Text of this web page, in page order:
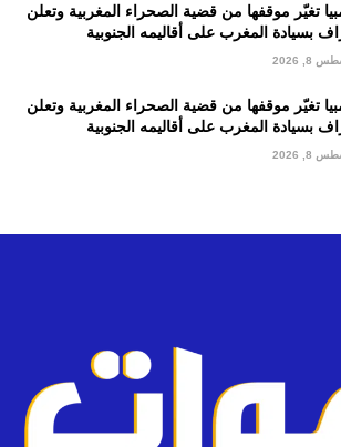
تغيّر موقفها من قضية الصحراء المغربية وتعلن
بسيادة المغرب على أقاليمه الجنوبية
8, 2026
تغيّر موقفها من قضية الصحراء المغربية وتعلن
بسيادة المغرب على أقاليمه الجنوبية
8, 2026